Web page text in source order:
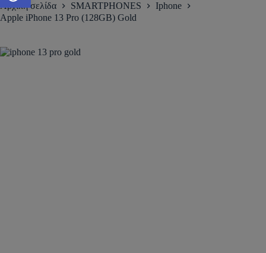
Αρχική σελίδα SMARTPHONES
Iphone
Apple iPhone 13 Pro (128GB) Gold